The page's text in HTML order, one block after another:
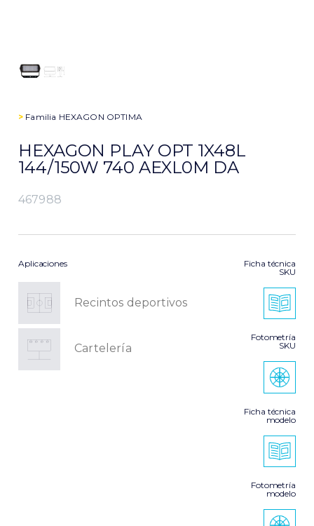
> Familia HEXAGON OPTIMA
HEXAGON PLAY OPT 1X48L
144/150W 740 AEXL0M DA
467988
Aplicaciones
Recintos deportivos
Cartelería
Ficha técnica
SKU
Fotometría
SKU
Ficha técnica
modelo
Fotometría
modelo